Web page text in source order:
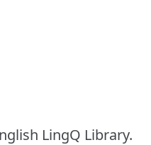
LingQ Library.